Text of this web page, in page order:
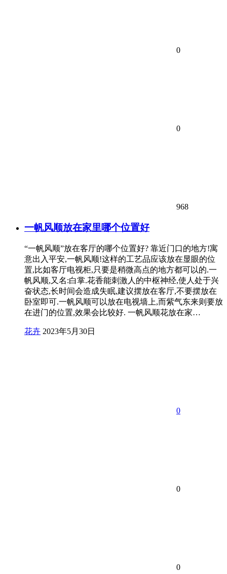
0
0
968
一帆风顺放在家里哪个位置好
“一帆风顺”放在客厅的哪个位置好? 靠近门口的地方!寓
意出入平安,一帆风顺!这样的工艺品应该放在显眼的位
置,比如客厅电视柜,只要是稍微高点的地方都可以的.一
帆风顺,又名:白掌.花香能刺激人的中枢神经,使人处于兴
奋状态,长时间会造成失眠,建议摆放在客厅,不要摆放在
卧室即可.一帆风顺可以放在电视墙上,而紫气东来则要放
在进门的位置,效果会比较好. 一帆风顺花放在家…
花卉 2023年5月30日
0
0
0